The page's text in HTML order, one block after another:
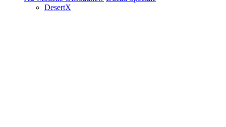
DesertX